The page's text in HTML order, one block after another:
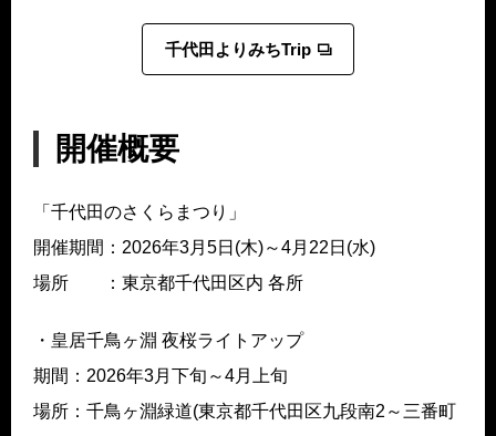
千代田よりみちTrip
開催概要
「千代田のさくらまつり」
開催期間：2026年3月5日(木)～4月22日(水)
場所 ：東京都千代田区内 各所
・皇居千鳥ヶ淵 夜桜ライトアップ
期間：2026年3月下旬～4月上旬
場所：千鳥ヶ淵緑道(東京都千代田区九段南2～三番町